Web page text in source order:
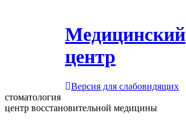
Медицинский
центр
Версия для слабовидящих
стоматология
центр восстановительной медицины